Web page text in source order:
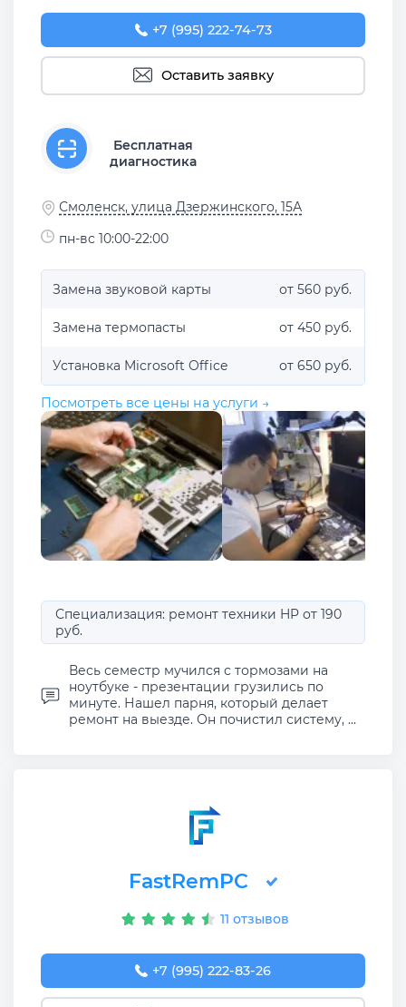
+7 (995) 222-74-73
Оставить заявку
Бесплатная
диагностика
Смоленск, улица Дзержинского, 15А
пн-вс 10:00-22:00
Замена звуковой карты от 560 руб.
Замена термопасты от 450 руб.
Установка Microsoft Office от 650 руб.
Посмотреть все цены на услуги →
Специализация: ремонт техники HP от 190
руб.
Весь семестр мучился с тормозами на
ноутбуке - презентации грузились по
минуте. Нашел парня, который делает
ремонт на выезде. Он почистил систему, ...
FastRemPC
11 отзывов
+7 (995) 222-83-26